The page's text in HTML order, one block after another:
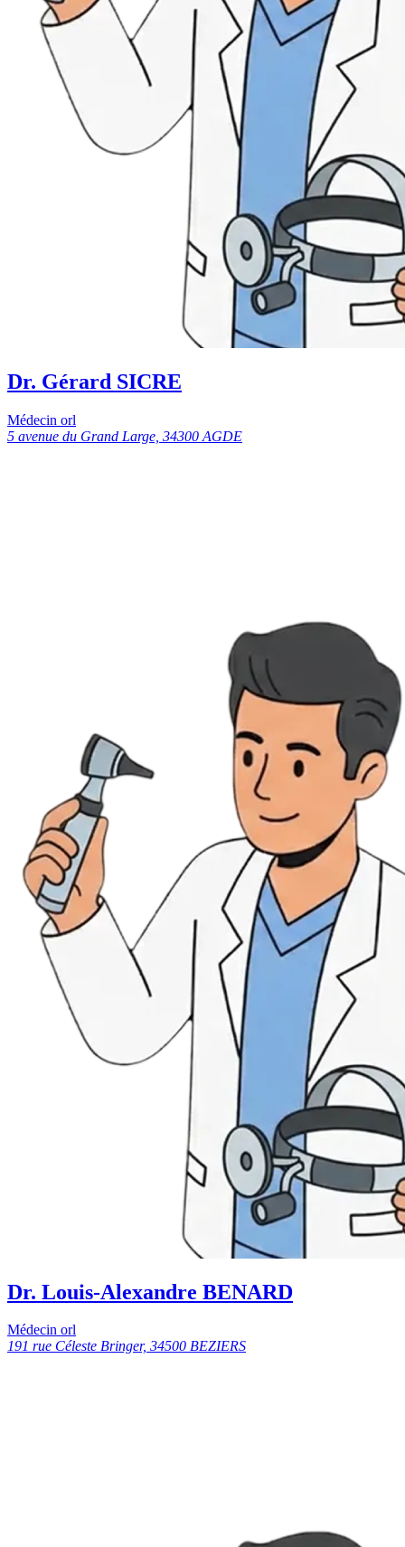
Dr. Gérard SICRE
Médecin orl
5 avenue du Grand Large, 34300 AGDE
Dr. Louis-Alexandre BENARD
Médecin orl
191 rue Céleste Bringer, 34500 BEZIERS